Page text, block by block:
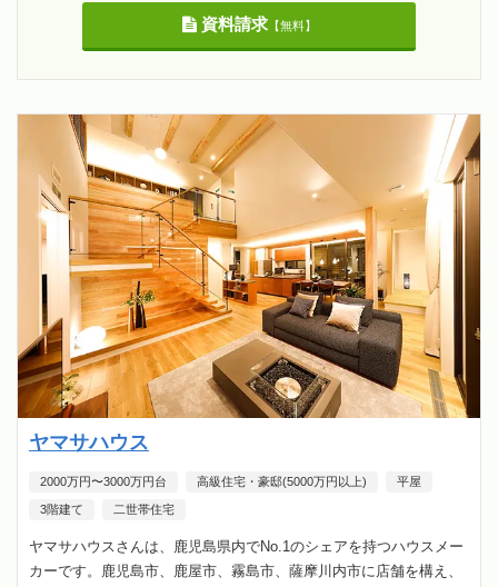
資料請求【無料】
ヤマサハウス
2000万円〜3000万円台 高級住宅・豪邸(5000万円以上) 平屋
3階建て 二世帯住宅
ヤマサハウスさんは、鹿児島県内でNo.1のシェアを持つハウスメー
カーです。鹿児島市、鹿屋市、霧島市、薩摩川内市に店舗を構え、